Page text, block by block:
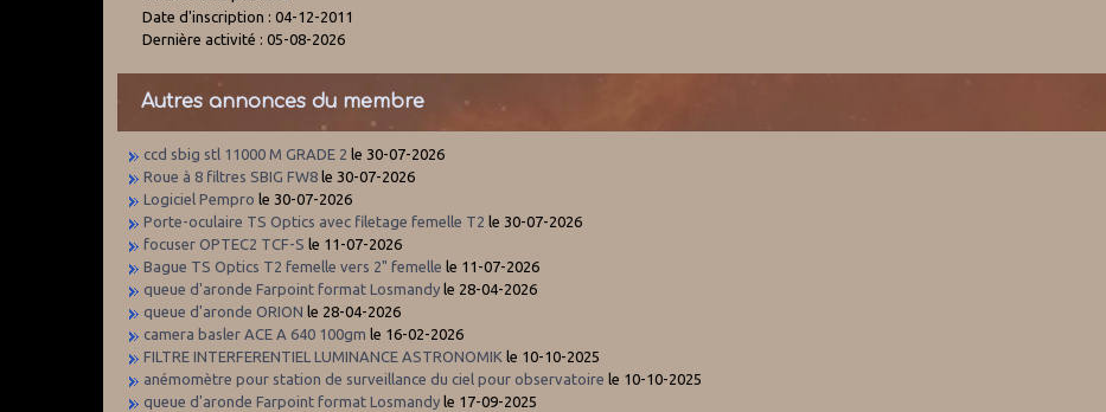
Date d'inscription : 04-12-2011
Dernière activité : 05-08-2026
Autres annonces du membre
ccd sbig stl 11000 M GRADE 2 le 30-07-2026
Roue à 8 filtres SBIG FW8 le 30-07-2026
Logiciel Pempro le 30-07-2026
Porte-oculaire TS Optics avec filetage femelle T2 le 30-07-2026
focuser OPTEC2 TCF-S le 11-07-2026
Bague TS Optics T2 femelle vers 2" femelle le 11-07-2026
queue d'aronde Farpoint format Losmandy le 28-04-2026
queue d'aronde ORION le 28-04-2026
camera basler ACE A 640 100gm le 16-02-2026
FILTRE INTERFERENTIEL LUMINANCE ASTRONOMIK le 10-10-2025
anémomètre pour station de surveillance du ciel pour observatoire le 10-10-2025
queue d'aronde Farpoint format Losmandy le 17-09-2025